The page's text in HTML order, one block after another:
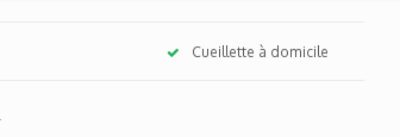
Cueillette à domicile